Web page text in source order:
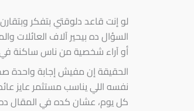
لو إنت قاعد دلوقتي بتفكر
السؤال ده بيحير آلاف
أو آراء شخصية من ناس ساكنة
نفسه اللي يناسب مستثمر عايز
كل يوم، عشان كده في المقال